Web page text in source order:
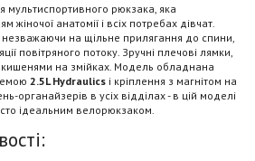
мультиспортивного рюкзака, яка
жіночої анатомії і всіх потребах дівчат.
незважаючи на щільне прилягання до спини,
повітряного потоку. Зручні плечові лямки,
на змійках. Модель обладнана
2.5L Hydraulics і кріплення з магнітом на
органайзерів в усіх відділах - в цій моделі
ідеальним велорюкзаком.